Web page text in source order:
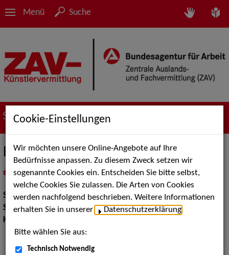
Menü Suche
Suche nach Künstler*innen
Bimslechner Zauberdynastie
als PDF speichern
inMeine Merklistelegen
Show:Show Acts, Kinderunterhaltung
Show Acts: Zauberei
Kinderunterhaltung:
Cookie-Einstellungen
Wir möchten unsere Online-Angebote auf Ihre
Bedürfnisse anpassen. Zu diesem Zweck setzen wir
sogenannte Cookies ein. Entscheiden Sie bitte selbst,
welche Cookies Sie zulassen. Die Arten von Cookies
werden nachfolgend beschrieben. Weitere Informationen
erhalten Sie in unserer
Datenschutzerklärung
Bitte wählen Sie aus:
Technisch Notwendig